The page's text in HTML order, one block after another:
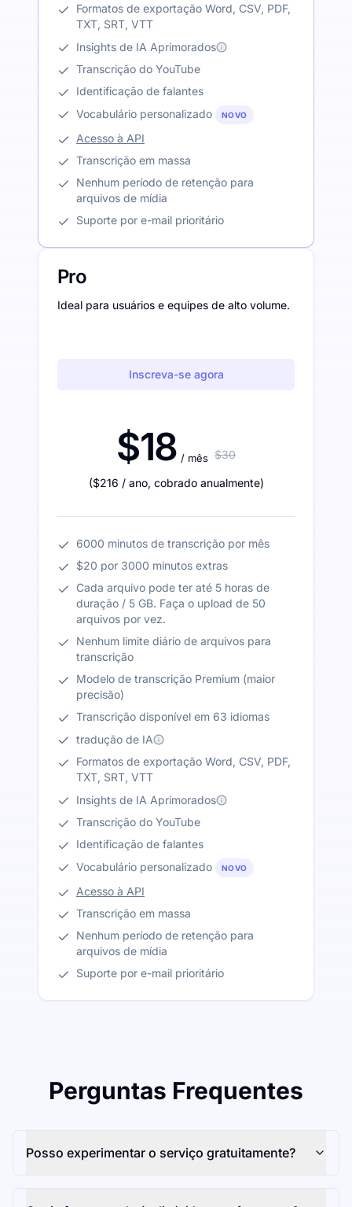
Formatos de exportação Word, CSV, PDF,
TXT, SRT, VTT
Insights de IA Aprimorados
Transcrição do YouTube
Identificação de falantes
Vocabulário personalizado
NOVO
Acesso à API
Transcrição em massa
Nenhum período de retenção para
arquivos de mídia
Suporte por e-mail prioritário
Pro
Ideal para usuários e equipes de alto volume.
Inscreva-se agora
$18 / mês $30
($216 / ano, cobrado anualmente)
6000 minutos de transcrição por mês
$20 por 3000 minutos extras
Cada arquivo pode ter até 5 horas de
duração / 5 GB. Faça o upload de 50
arquivos por vez.
Nenhum limite diário de arquivos para
transcrição
Modelo de transcrição Premium (maior
precisão)
Transcrição disponível em 63 idiomas
tradução de IA
Formatos de exportação Word, CSV, PDF,
TXT, SRT, VTT
Insights de IA Aprimorados
Transcrição do YouTube
Identificação de falantes
Vocabulário personalizado
NOVO
Acesso à API
Transcrição em massa
Nenhum período de retenção para
arquivos de mídia
Suporte por e-mail prioritário
Perguntas Frequentes
Posso experimentar o serviço gratuitamente?